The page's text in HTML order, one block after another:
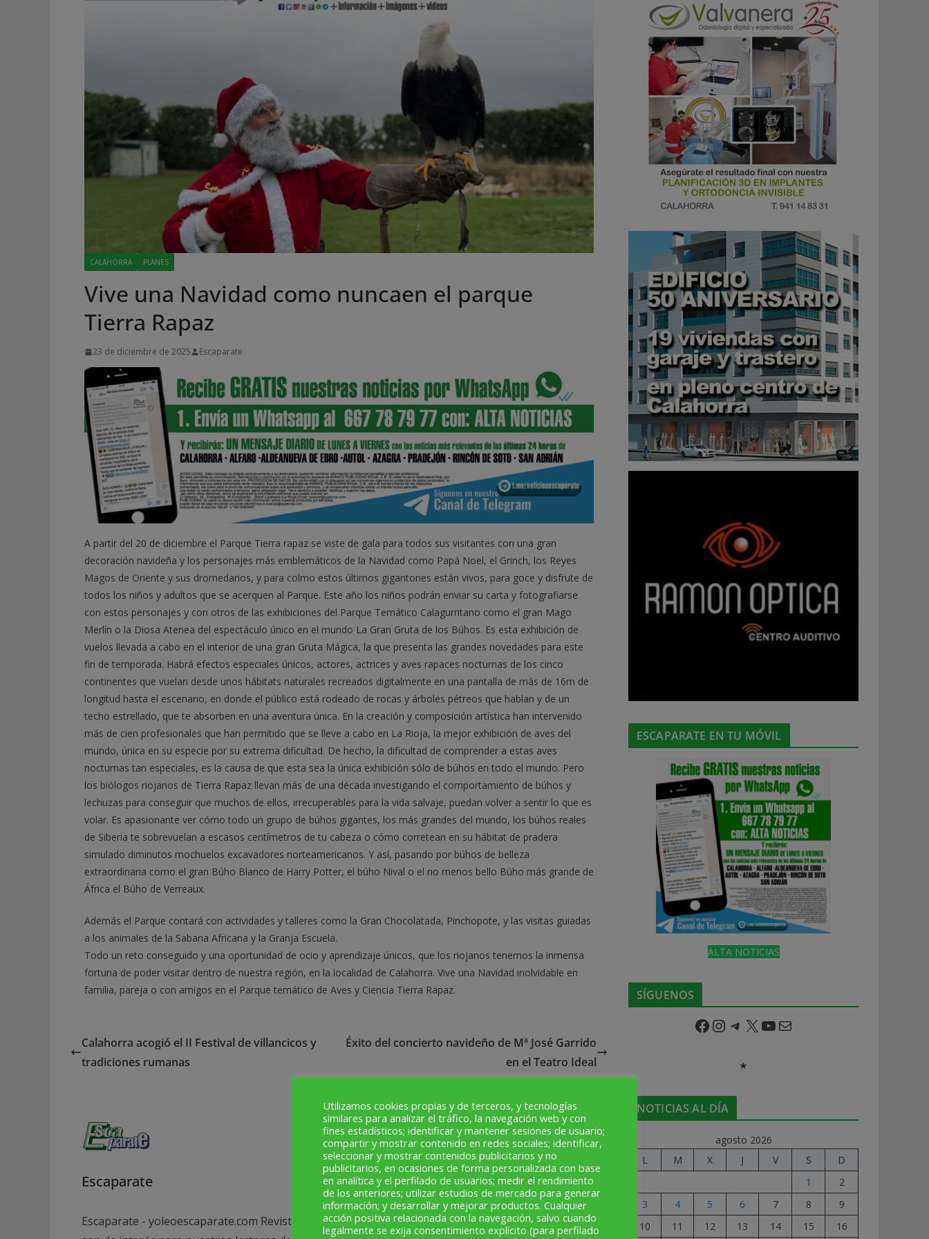
CALAHORRA PLANES
Vive una Navidad como nuncaen el parque
Tierra Rapaz
23 de diciembre de 2025 Escaparate
A partir del 20 de diciembre el Parque Tierra rapaz se viste de gala para todos sus visitantes con una gran
decoración navideña y los personajes más emblemáticos de la Navidad como Papá Noel, el Grinch, los Reyes
Magos de Oriente y sus dromedarios, y para colmo estos últimos gigantones están vivos, para goce y disfrute de
todos los niños y adultos que se acerquen al Parque. Este año los niños podrán enviar su carta y fotografiarse
con estos personajes y con otros de las exhibiciones del Parque Temático Calagurritano como el gran Mago
Merlín o la Diosa Atenea del espectáculo único en el mundo La Gran Gruta de los Búhos. Es esta exhibición de
vuelos llevada a cabo en el interior de una gran Gruta Mágica, la que presenta las grandes novedades para este
fin de temporada. Habrá efectos especiales únicos, actores, actrices y aves rapaces nocturnas de los cinco
continentes que vuelan desde unos hábitats naturales recreados digitalmente en una pantalla de más de 16m de
longitud hasta el escenario, en donde el público está rodeado de rocas y árboles pétreos que hablan y de un
techo estrellado, que te absorben en una aventura única. En la creación y composición artística han intervenido
más de cien profesionales que han permitido que se lleve a cabo en La Rioja, la mejor exhibición de aves del
mundo, única en su especie por su extrema dificultad. De hecho, la dificultad de comprender a estas aves
nocturnas tan especiales, es la causa de que esta sea la única exhibición sólo de búhos en todo el mundo. Pero
los biólogos riojanos de Tierra Rapaz llevan más de una década investigando el comportamiento de búhos y
lechuzas para conseguir que muchos de ellos, irrecuperables para la vida salvaje, puedan volver a sentir lo que es
volar. Es apasionante ver cómo todo un grupo de búhos gigantes, los más grandes del mundo, los búhos reales
de Siberia te sobrevuelan a escasos centímetros de tu cabeza o cómo corretean en su hábitat de pradera
simulado diminutos mochuelos excavadores norteamericanos. Y así, pasando por búhos de belleza
extraordinaria como el gran Búho Blanco de Harry Potter, el búho Nival o el no menos bello Búho más grande de
África el Búho de Verreaux.
Además el Parque contará con actividades y talleres como la Gran Chocolatada, Pinchopote, y las visitas guiadas
a los animales de la Sabana Africana y la Granja Escuela.
Todo un reto conseguido y una oportunidad de ocio y aprendizaje únicos, que los riojanos tenemos la inmensa
fortuna de poder visitar dentro de nuestra región, en la localidad de Calahorra. Vive una Navidad inolvidable en
familia, pareja o con amigos en el Parque temático de Aves y Ciencia Tierra Rapaz.
Calahorra acogió el II Festival de villancicos y
tradiciones rumanas
Éxito del concierto navideño de Mª José Garrido
en el Teatro Ideal
Escaparate
Escaparate - yoleoescaparate.com Revista gratuita que en esencia informa de todos aquellos temas que
ESCAPARATE EN TU MÓVIL
ALTA NOTICIAS
SÍGUENOS
Facebook Instagram Telegram X YouTube Correo electrónico
★
NOTICIAS AL DÍA
agosto 2026
L
M X J V S
D
1
2
3
4 5 6 7 8
9
10
11 12 13 14 15
16
Utilizamos cookies propias y de terceros, y tecnologías
similares para analizar el tráfico, la navegación web y con
fines estadísticos; identificar y mantener sesiones de usuario;
compartir y mostrar contenido en redes sociales; identificar,
seleccionar y mostrar contenidos publicitarios y no
publicitarios, en ocasiones de forma personalizada con base
en analítica y el perfilado de usuarios; medir el rendimiento
de los anteriores; utilizar estudios de mercado para generar
información; y desarrollar y mejorar productos. Cualquier
acción positiva relacionada con la navegación, salvo cuando
legalmente se exija consentimiento explícito (para perfilado